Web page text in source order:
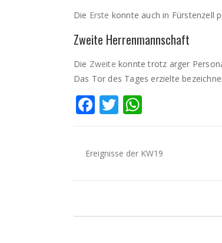
Die Erste konnte auch in Fürstenzell
Zweite Herrenmannschaft
Die Zweite konnte trotz arger
Das Tor des Tages erzielte
Facebook
Twitter
WhatsApp
Ereignisse der KW19